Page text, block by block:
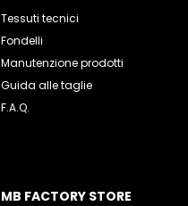
Tessuti tecnici
Fondelli
Manutenzione prodotti
Guida alle taglie
F.A.Q.
MB FACTORY STORE